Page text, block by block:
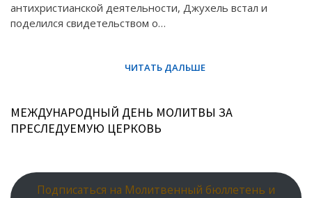
антихристианской деятельности, Джухель встал и
поделился свидетельством о…
МЕЖДУНАРОДНЫЙ ДЕНЬ МОЛИТВЫ ЗА
ПРЕСЛЕДУЕМУЮ ЦЕРКОВЬ
Подписаться на Молитвенный бюллетень и